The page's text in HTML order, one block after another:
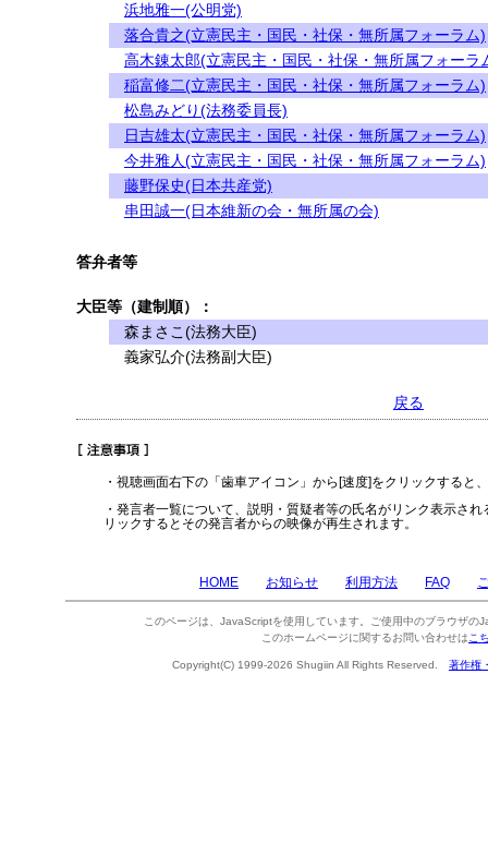
浜地雅一(公明党)
落合貴之(立憲民主・国民・社保・無所属フォーラム)
高木錬太郎(立憲民主・国民・社保・無所属フォーラ
稲富修二(立憲民主・国民・社保・無所属フォーラム)
松島みどり(法務委員長)
日吉雄太(立憲民主・国民・社保・無所属フォーラム)
今井雅人(立憲民主・国民・社保・無所属フォーラム)
藤野保史(日本共産党)
串田誠一(日本維新の会・無所属の会)
答弁者等
大臣等（建制順）：
森まさこ(法務大臣)
義家弘介(法務副大臣)
戻る
・視聴画面右下の「歯車アイコン」から[速度]をクリックすると
・発言者一覧について、説明・質疑者等の氏名がリンク表示さ
リックするとその発言者からの映像が再生されます。
HOME お知らせ 利用方法 FAQ
このページは、JavaScriptを使用しています。ご使用中のブラウザの
このホームページに関するお問い合わせは こ
Copyright(C) 1999-2026 Shugiin All Rights Reserved. 著作権